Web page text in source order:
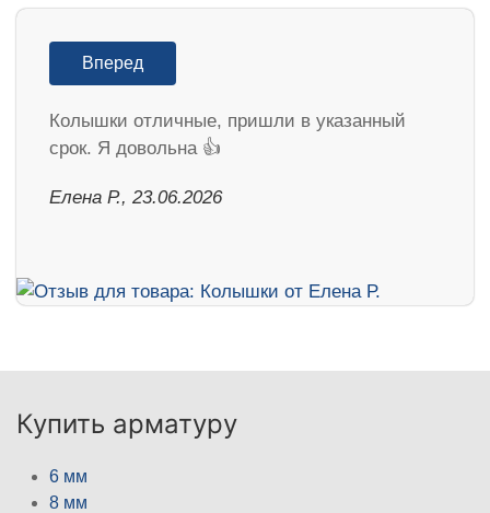
Вперед
Колышки отличные, пришли в указанный
срок. Я довольна 👍
Елена Р., 23.06.2026
Купить арматуру
6 мм
8 мм